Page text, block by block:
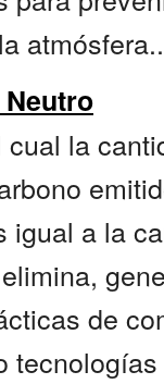
cual la
igual a la
de
tecnologías